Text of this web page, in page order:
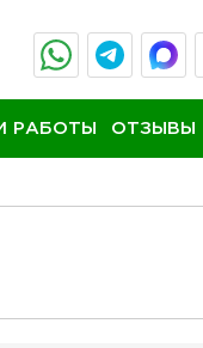
РАБОТЫ ОТЗЫВЫ